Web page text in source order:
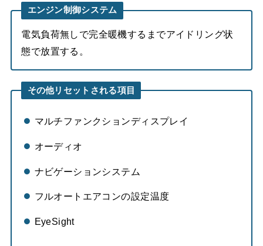
エンジン制御システム
電気負荷無しで完全暖機するまでアイドリング状
態で放置する。
その他リセットされる項目
マルチファンクションディスプレイ
オーディオ
ナビゲーションシステム
フルオートエアコンの設定温度
EyeSight